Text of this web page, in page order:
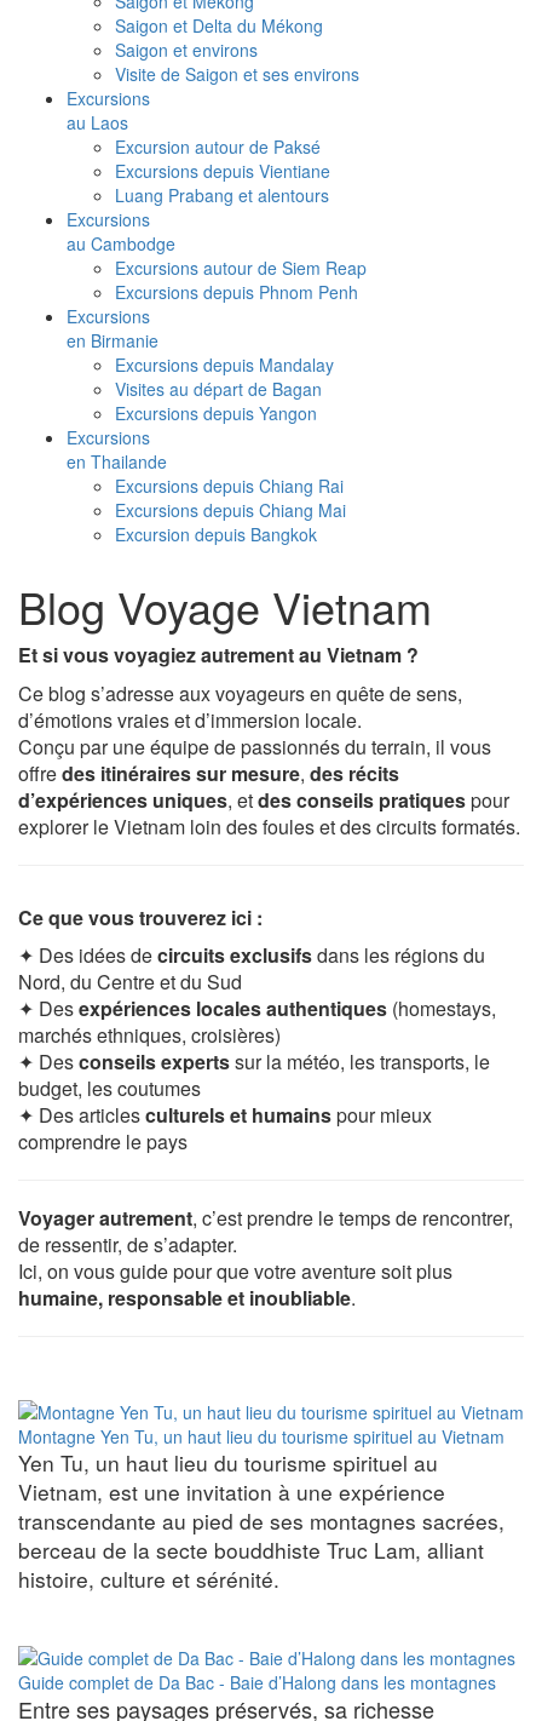
Saigon et Delta du Mékong
Saigon et environs
Visite de Saigon et ses environs
Excursions
au Laos
Excursion autour de Paksé
Excursions depuis Vientiane
Luang Prabang et alentours
Excursions
au Cambodge
Excursions autour de Siem Reap
Excursions depuis Phnom Penh
Excursions
en Birmanie
Excursions depuis Mandalay
Visites au départ de Bagan
Excursions depuis Yangon
Excursions
en Thailande
Excursions depuis Chiang Rai
Excursions depuis Chiang Mai
Excursion depuis Bangkok
Blog Voyage Vietnam
Et si vous voyagiez autrement au Vietnam ?
Ce blog s’adresse aux voyageurs en quête de sens,
d’émotions vraies et d’immersion locale.
Conçu par une équipe de passionnés du terrain, il vous
offredes itinéraires sur mesure, des récits
d’expériences uniques, etdes conseils pratiquespour
explorer le Vietnam loin des foules et des circuits formatés.
Ce que vous trouverez ici :
✦ Des idées decircuits exclusifsdans les régions du
Nord, du Centre et du Sud
✦ Desexpériences locales authentiques (homestays,
marchés ethniques, croisières)
✦ Desconseils expertssur la météo, les transports, le
budget, les coutumes
✦ Des articlesculturels et humainspour mieux
comprendre le pays
Voyager autrement, c’est prendre le temps de rencontrer,
de ressentir, de s’adapter.
Ici, on vous guide pour que votre aventure soit plus
humaine, responsable et inoubliable.
Montagne Yen Tu, un haut lieu du tourisme spirituel au Vietnam
Yen Tu, un haut lieu du tourisme spirituel au
Vietnam, est une invitation à une expérience
transcendante au pied de ses montagnes sacrées,
berceau de la secte bouddhiste Truc Lam, alliant
histoire, culture et sérénité.
Guide complet de Da Bac - Baie d’Halong dans les montagnes
Entre ses paysages préservés, sa richesse